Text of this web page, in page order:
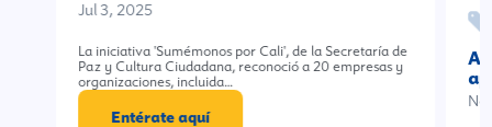
Jul 3, 2025
La iniciativa 'Sumémonos por Cali', de la Secretaría de
Paz y Cultura Ciudadana, reconoció a 20 empresas y
organizaciones, incluida…
Entérate aquí
A